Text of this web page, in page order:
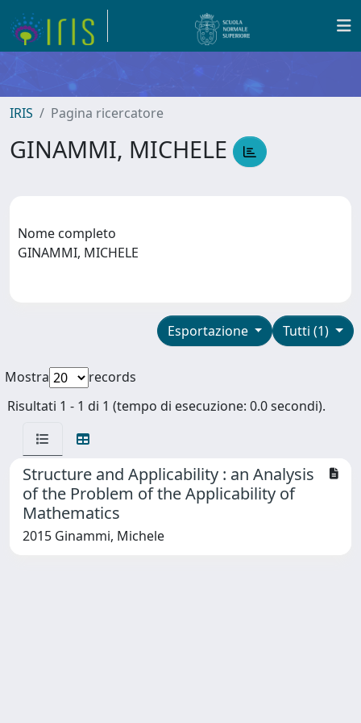
IRIS Pagina ricercatore
GINAMMI, MICHELE
Nome completo
GINAMMI, MICHELE
Tutti (1)
Esportazione
Mostra
records
Risultati 1 - 1 di 1 (tempo di esecuzione: 0.0 secondi).
Structure and Applicability : an Analysis
of the Problem of the Applicability of
Mathematics
2015 Ginammi, Michele